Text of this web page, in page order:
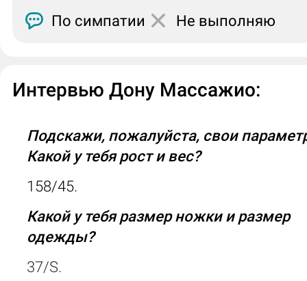
По симпатии
Не выполняю
Интервью Дону Массажио:
Подскажи, пожалуйста, свои
Какой у тебя рост и вес?
158/45.
Какой у тебя размер ножки и размер
одежды?
37/S.